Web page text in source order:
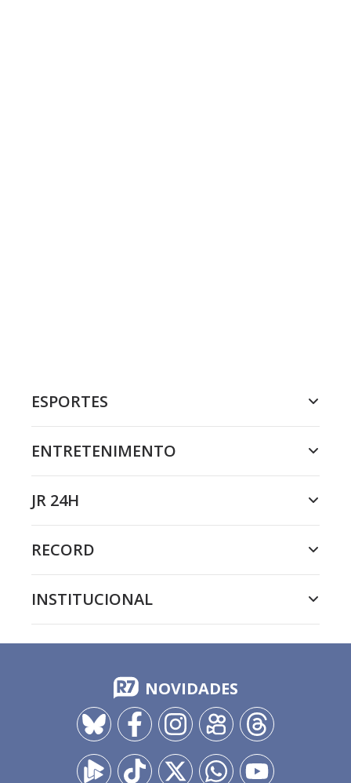
ESPORTES
ENTRETENIMENTO
JR 24H
RECORD
INSTITUCIONAL
NOVIDADES